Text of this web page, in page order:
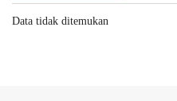
Data tidak ditemukan